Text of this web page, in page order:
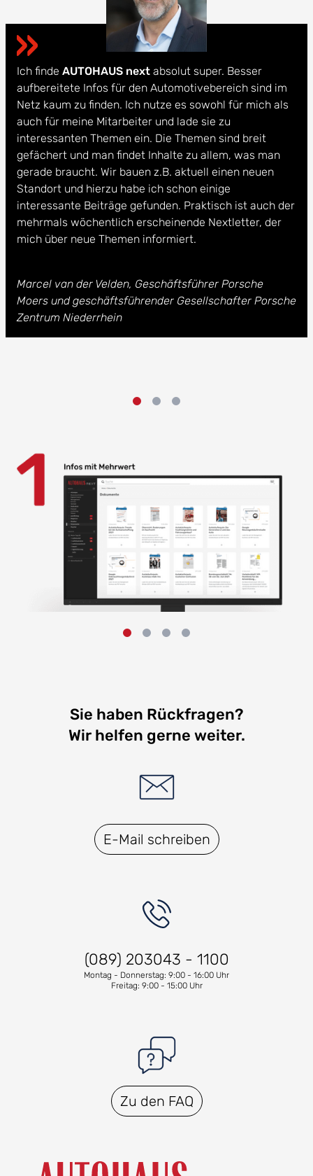
Ich finde AUTOHAUS next absolut super. Besser
aufbereitete Infos für den Automotivebereich sind im
Netz kaum zu finden. Ich nutze es sowohl für mich als
auch für meine Mitarbeiter und lade sie zu
interessanten Themen ein. Die Themen sind breit
gefächert und man findet Inhalte zu allem, was man
gerade braucht. Wir bauen z.B. aktuell einen neuen
Standort und hierzu habe ich schon einige
interessante Beiträge gefunden. Praktisch ist auch der
mehrmals wöchentlich erscheinende Nextletter, der
mich über neue Themen informiert.
Marcel van der Velden, Geschäftsführer Porsche
Moers und geschäftsführender Gesellschafter Porsche
Zentrum Niederrhein
Sie haben Rückfragen?
Wir helfen gerne weiter.
E-Mail schreiben
(089) 203043 - 1100
Montag - Donnerstag: 9:00 - 16:00 Uhr
Freitag: 9:00 - 15:00 Uhr
Zu den FAQ